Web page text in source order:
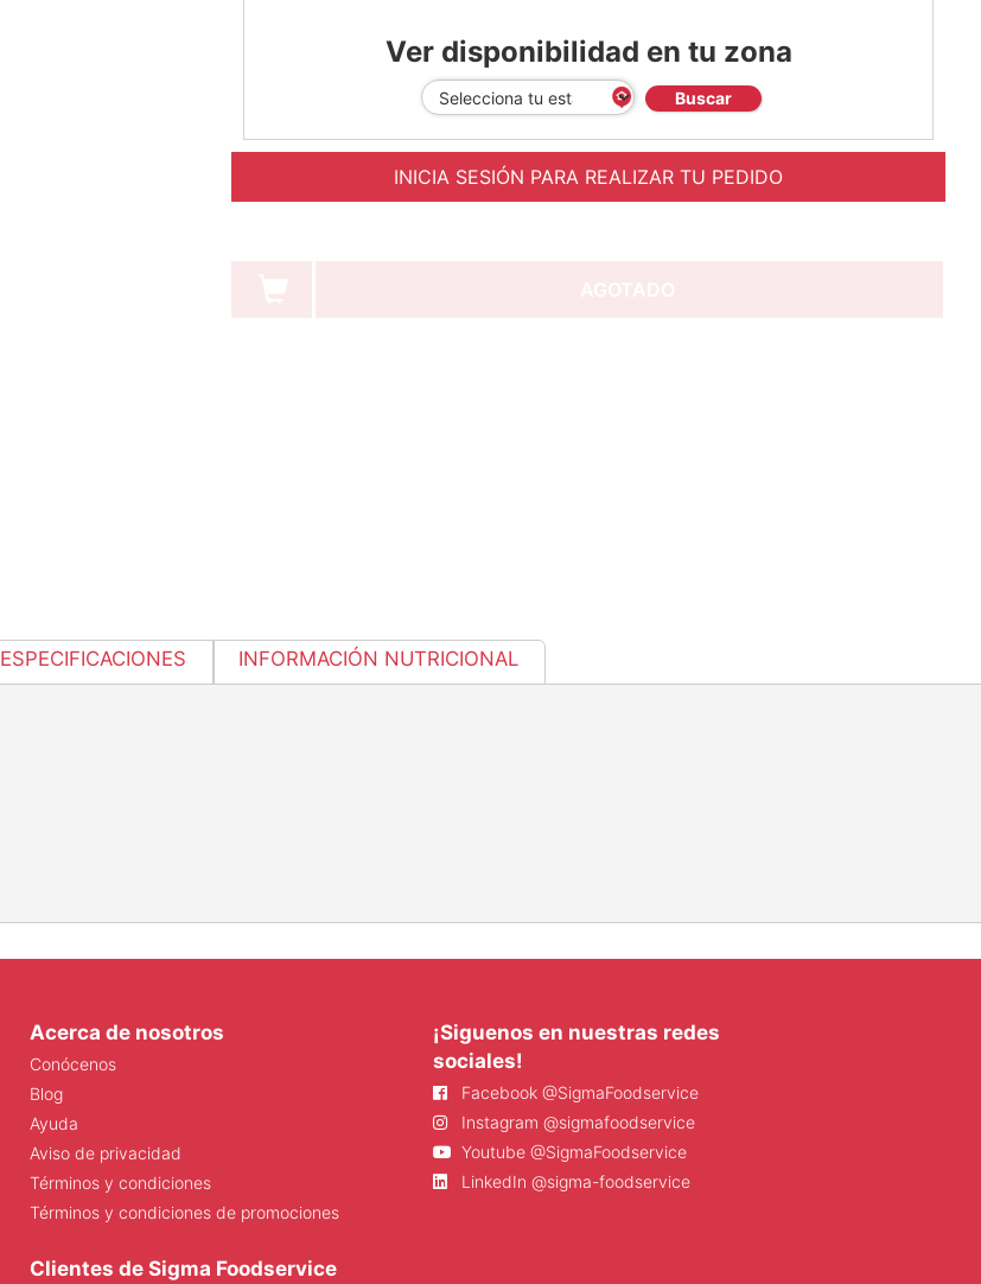
Ver disponibilidad en tu zona
Buscar
INICIA SESIÓN PARA REALIZAR TU PEDIDO
ESPECIFICACIONES INFORMACIÓN NUTRICIONAL
Acerca de nosotros
Conócenos
Blog
Ayuda
Aviso de privacidad
Términos y condiciones
Términos y condiciones de promociones
¡Siguenos en nuestras redes
sociales!
Facebook @SigmaFoodservice
Instagram @sigmafoodservice
Youtube @SigmaFoodservice
LinkedIn @sigma-foodservice
Clientes de Sigma Foodservice